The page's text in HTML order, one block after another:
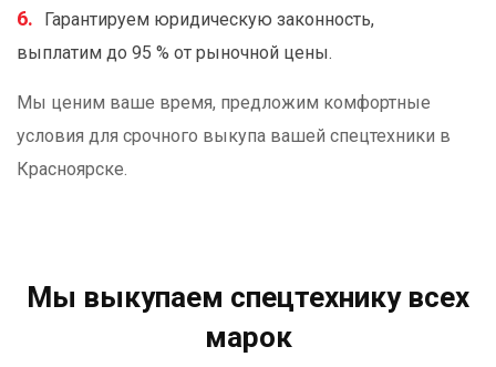
Гарантируем юридическую законность,
выплатим до 95 % от рыночной цены.
Мы ценим ваше время, предложим комфортные
условия для срочного выкупа вашей спецтехники в
Красноярске.
Мы выкупаем спецтехнику всех
марок